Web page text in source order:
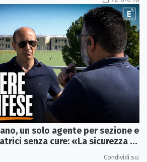
un solo agente per sezione e
senza cure: «La sicurezza è
Condividi su: